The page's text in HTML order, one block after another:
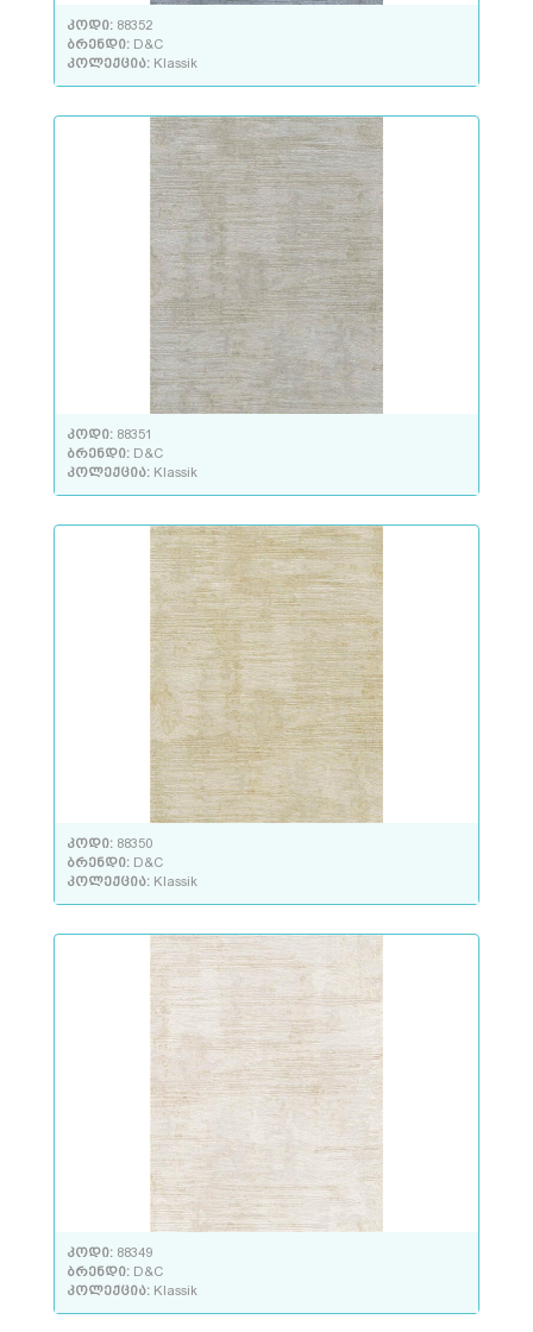
კოდი: 88352
ბრენდი: D&C
კოლექცია: Klassik
კოდი: 88351
ბრენდი: D&C
კოლექცია: Klassik
კოდი: 88350
ბრენდი: D&C
კოლექცია: Klassik
კოდი: 88349
ბრენდი: D&C
კოლექცია: Klassik